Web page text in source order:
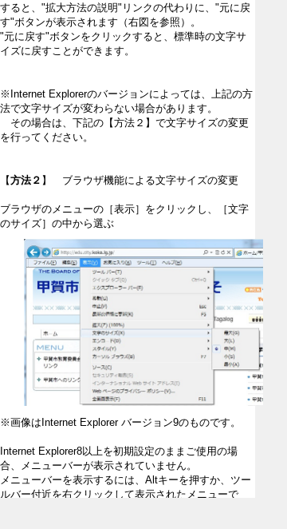
すると、"拡大方法の説明"リンクの代わりに、"元に戻
す"ボタンが表示されます（右図を参照）。
"元に戻す"ボタンをクリックすると、標準時の文字サ
イズに戻すことができます。
※Internet Explorerのバージョンによっては、上記の方
法で文字サイズが変わらない場合があります。
その場合は、下記の【方法２】で文字サイズの変更
を行ってください。
【方法２ 】 ブラウザ機能による文字サイズの変更
ブラウザのメニューの［表示］をクリックし、［文字
のサイズ］の中から選ぶ
※画像はInternet Explorer バージョン9のものです。
Internet Explorer8以上を初期設定のままご使用の場
合、メニューバーが表示されていません。
メニューバーを表示するには、Altキーを押すか、ツー
ルバー付近を右クリックして表示されたメニューで